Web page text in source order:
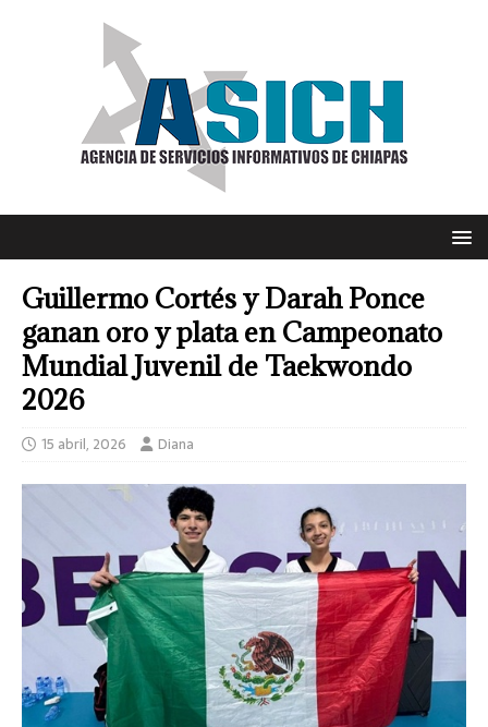
Guillermo Cortés y Darah Ponce
ganan oro y plata en Campeonato
Mundial Juvenil de Taekwondo
2026
15 abril, 2026 Diana